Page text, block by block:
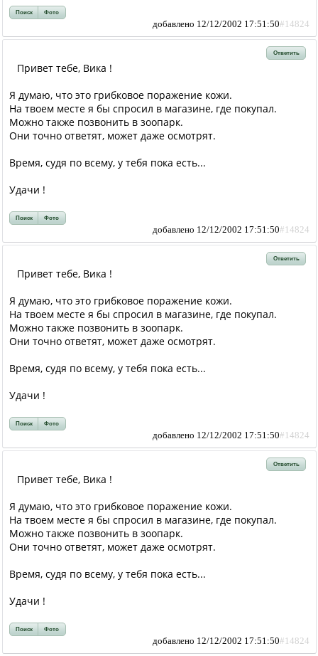
Поиск Фото
добавлено 12/12/2002 17:51:50#14824
Ответить
Привет тебе, Вика !
Я думаю, что это грибковое поражение кожи.
На твоем месте я бы спросил в магазине, где покупал.
Можно также позвонить в зоопарк.
Они точно ответят, может даже осмотрят.
Время, судя по всему, у тебя пока есть...
Удачи !
Поиск Фото
добавлено 12/12/2002 17:51:50#14824
Ответить
Привет тебе, Вика !
Я думаю, что это грибковое поражение кожи.
На твоем месте я бы спросил в магазине, где покупал.
Можно также позвонить в зоопарк.
Они точно ответят, может даже осмотрят.
Время, судя по всему, у тебя пока есть...
Удачи !
Поиск Фото
добавлено 12/12/2002 17:51:50#14824
Ответить
Привет тебе, Вика !
Я думаю, что это грибковое поражение кожи.
На твоем месте я бы спросил в магазине, где покупал.
Можно также позвонить в зоопарк.
Они точно ответят, может даже осмотрят.
Время, судя по всему, у тебя пока есть...
Удачи !
Поиск Фото
добавлено 12/12/2002 17:51:50#14824